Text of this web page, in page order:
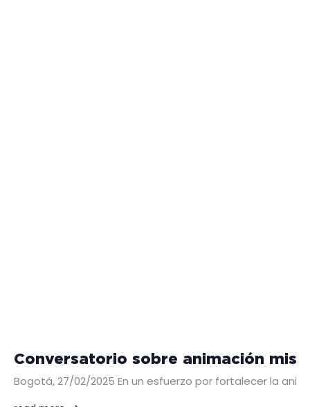
Conversatorio sobre animación
Bogotá, 27/02/2025 En un esfuerzo por fortalecer la